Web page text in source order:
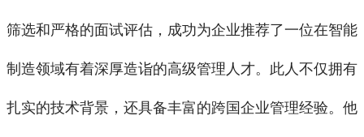
筛选和严格的面试评估，成功为企业推荐了一位在智能
制造领域有着深厚造诣的高级管理人才。此人不仅拥有
扎实的技术背景，还具备丰富的跨国企业管理经验。他